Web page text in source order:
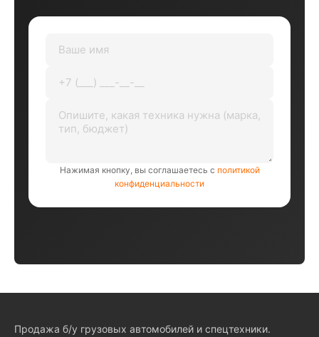
Нажимая кнопку, вы соглашаетесь с политикой
конфиденциальности
Продажа б/у грузовых автомобилей и спецтехники.